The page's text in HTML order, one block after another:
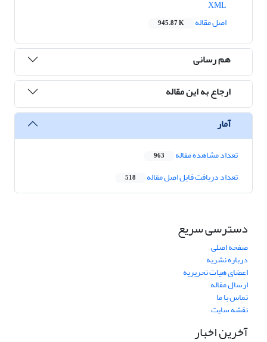
اصل مقاله
945.87 K
هم رسانی
ارجاع به این مقاله
آمار
تعداد مشاهده مقاله 963
تعداد دریافت فایل اصل مقاله 518
دسترسی سریع
صفحه اصلی
درباره نشریه
اعضای هیات تحریریه
ارسال مقاله
تماس با ما
نقشه سایت
آخرین اخبار